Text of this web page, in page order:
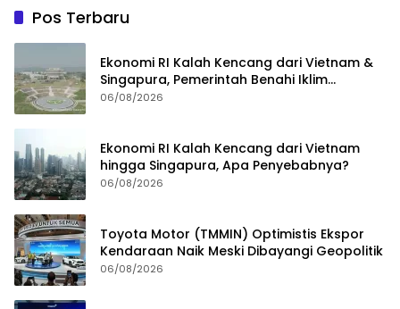
Pos Terbaru
Ekonomi RI Kalah Kencang dari Vietnam &
Singapura, Pemerintah Benahi Iklim
Investasi
06/08/2026
Ekonomi RI Kalah Kencang dari Vietnam
hingga Singapura, Apa Penyebabnya?
06/08/2026
Toyota Motor (TMMIN) Optimistis Ekspor
Kendaraan Naik Meski Dibayangi Geopolitik
06/08/2026